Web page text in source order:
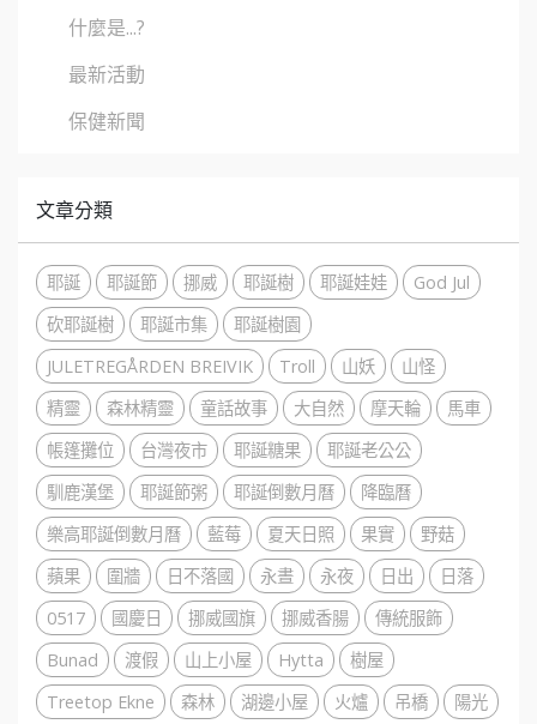
什麼是...?
最新活動
保健新聞
文章分類
耶誕 耶誕節 挪威 耶誕樹 耶誕娃娃
God Jul
砍耶誕樹
耶誕市集
耶誕樹園
JULETREGÅRDEN BREIVIK
Troll 山妖
山怪
精靈
森林精靈 童話故事 大自然 摩天輪
馬車
帳篷攤位
台灣夜市 耶誕糖果
耶誕老公公
馴鹿漢堡
耶誕節粥 耶誕倒數月曆
降臨曆
樂高耶誕倒數月曆
藍莓 夏天日照 果實
野菇
蘋果
圍牆 日不落國 永晝 永夜 日出
日落
0517
國慶日 挪威國旗 挪威香腸
傳統服飾
Bunad
渡假 山上小屋 Hytta
樹屋
Treetop Ekne
森林 湖邊小屋 火爐 吊橋
陽光